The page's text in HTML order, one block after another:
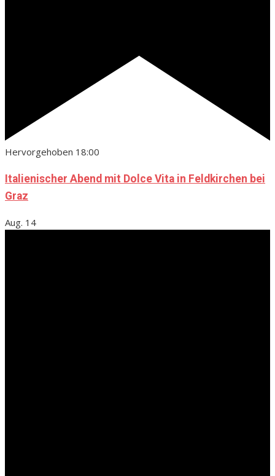
Hervorgehoben 18:00
Italienischer Abend mit Dolce Vita in Feldkirchen bei
Graz
Aug. 14